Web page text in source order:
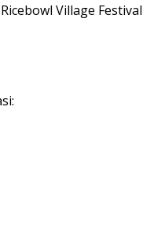
Village Festival